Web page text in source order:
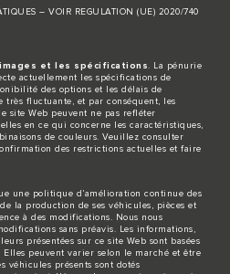
– VOIR REGULATION (UE) 2020/740
et les spécifications. La pénurie
actuellement les spécifications de
des options et les délais de
très fluctuante, et par conséquent, les
site Web peuvent ne pas refléter
en ce qui concerne les caractéristiques,
de couleurs. Veuillez consulter
des restrictions actuelles et faire
une politique d’amélioration continue des
la production de ses véhicules, pièces et
à des modifications. Nous nous
sans préavis. Les informations,
présentées sur ce site Web sont basées
Elles peuvent varier selon le marché et être
véhicules présents sont dotés